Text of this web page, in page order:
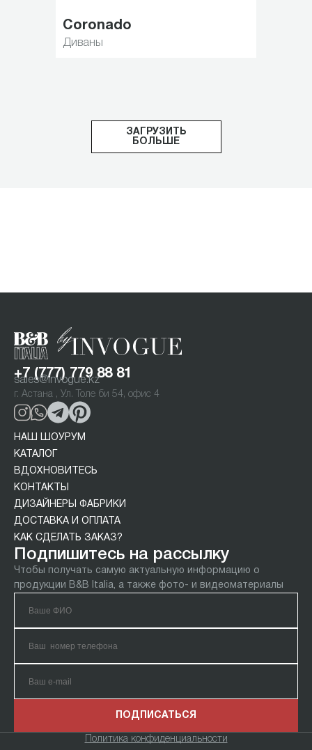
Coronado
Диваны
ЗАГРУЗИТЬ
БОЛЬШЕ
+7 (777) 779 88 81
sales@invogue.kz
г. Астана , Ул. Толе би 54, офис 4
НАШ ШОУРУМ
КАТАЛОГ
ВДОХНОВИТЕСЬ
КОНТАКТЫ
ДИЗАЙНЕРЫ ФАБРИКИ
ДОСТАВКА И ОПЛАТА
КАК СДЕЛАТЬ ЗАКАЗ?
Подпишитесь на рассылку
Чтобы получать самую актуальную информацию о
продукции B&B Italia, а также фото- и видеоматериалы
ПОДПИСАТЬСЯ
Политика конфиденциальности